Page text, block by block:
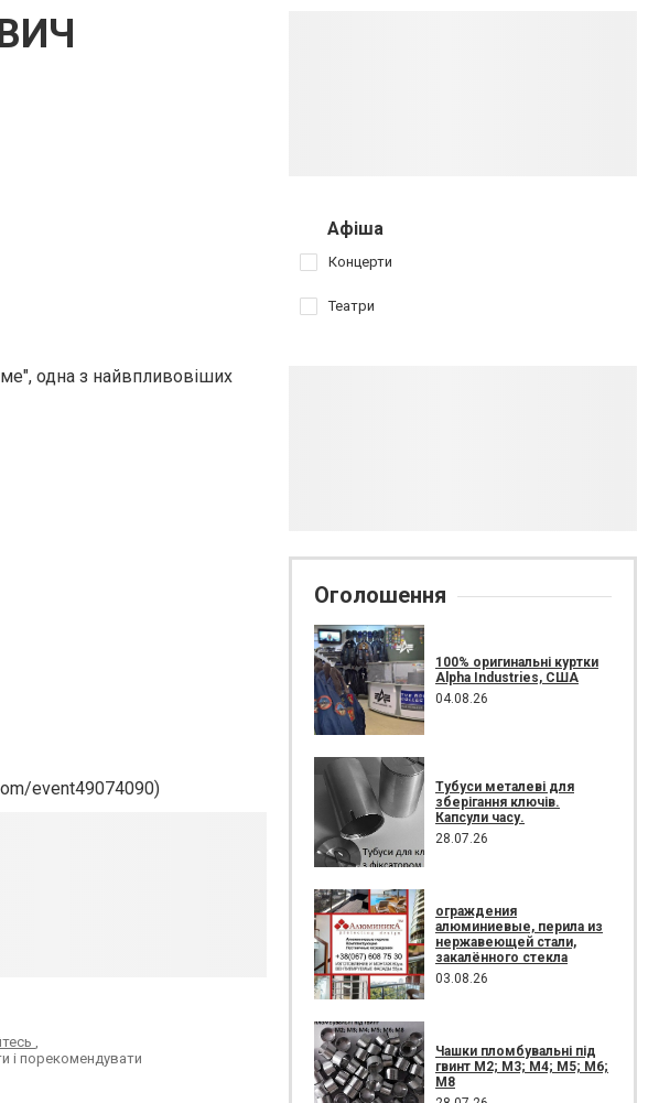
одна з найвпливовіших
event49074090)
,
і порекомендувати
Афіша
Концерти
Театри
Оголошення
100% оригинальні куртки
Alpha Industries, США
04.08.26
Тубуси металеві для
зберігання ключів.
Капсули часу.
28.07.26
ограждения
алюминиевые, перила из
нержавеющей стали,
закалённого стекла
03.08.26
Чашки пломбувальні під
гвинт М2; М3; М4; М5; М6;
М8